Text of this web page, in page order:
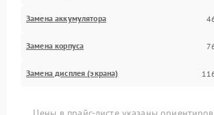
Замена аккумулятора
Замена корпуса
Замена дисплея (экрана)